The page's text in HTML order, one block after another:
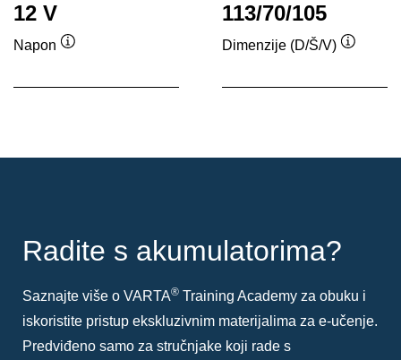
12 V
Napon
113/70/105
Dimenzije (D/Š/V)
Radite s akumulatorima?
Saznajte više o VARTA® Training Academy za obuku i
iskoristite pristup ekskluzivnim materijalima za e-učenje.
Predviđeno samo za stručnjake koji rade s